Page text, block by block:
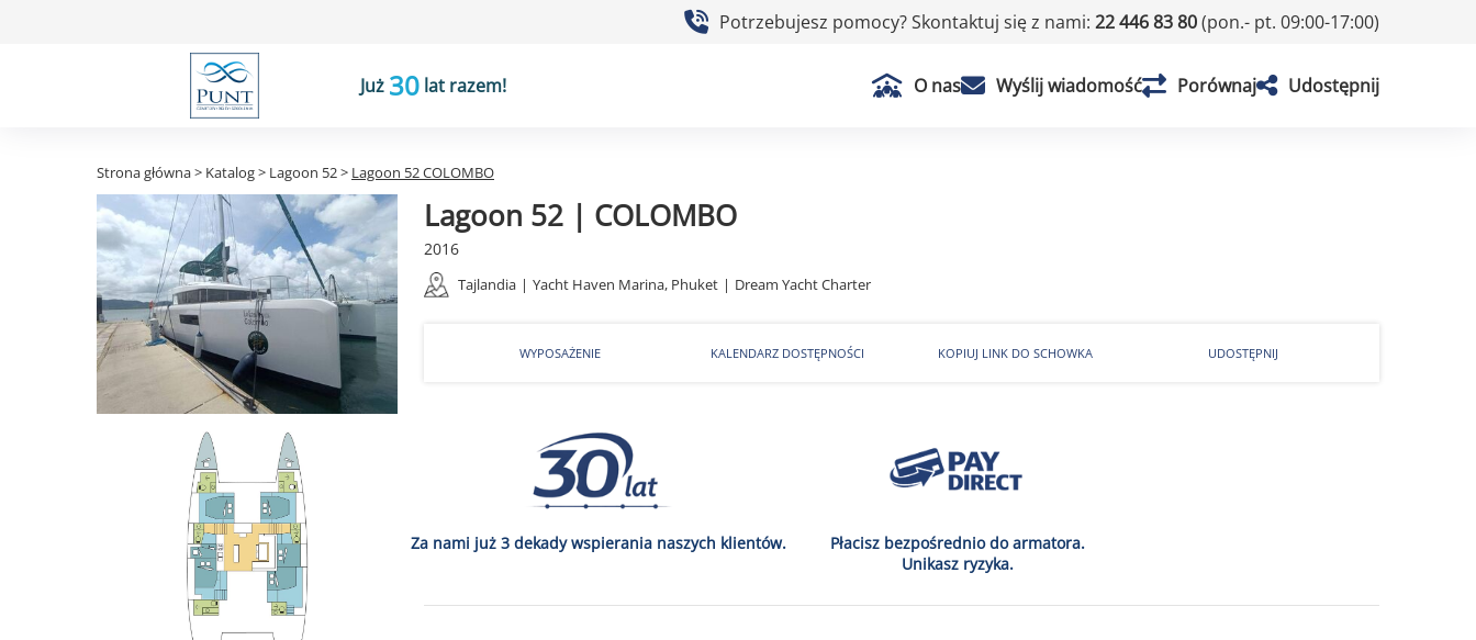
Potrzebujesz pomocy? Skontaktuj się z nami: 22 446 83 80(pon.- pt. 09:00-17:00)
Już 30 lat razem! O nas Wyślij wiadomość Porównaj Udostępnij
Strona główna> Katalog> Lagoon 52> Lagoon 52 COLOMBO
Lagoon 52 | COLOMBO
2016
Tajlandia | Yacht Haven Marina, Phuket | Dream Yacht Charter
WYPOSAŻENIE KALENDARZ DOSTĘPNOŚCI KOPIUJ LINK DO SCHOWKA UDOSTĘPNIJ
Za nami już 3 dekady wspierania naszych klientów.
Płacisz bezpośrednio do armatora.
Unikasz ryzyka.